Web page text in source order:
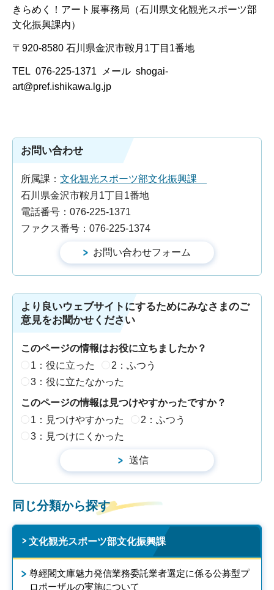
きらめく！アート展事務局（石川県文化観光スポーツ部
文化振興課内）
〒920-8580 石川県金沢市鞍月1丁目1番地
TEL 076-225-1371 メール shogai-
art@pref.ishikawa.lg.jp
お問い合わせ
所属課： 文化観光スポーツ部文化振興課
石川県金沢市鞍月1丁目1番地
電話番号：076-225-1371
ファクス番号：076-225-1374
より良いウェブサイトにするためにみなさまのご
意見をお聞かせください
このページの情報はお役に立ちましたか？
1：役に立った
2：ふつう
3：役に立たなかった
このページの情報は見つけやすかったですか？
1：見つけやすかった
2：ふつう
3：見つけにくかった
同じ分類から探す
文化観光スポーツ部文化振興課
尊經閣文庫魅力発信業務委託業者選定に係る公募型プ
ロポーザルの実施について